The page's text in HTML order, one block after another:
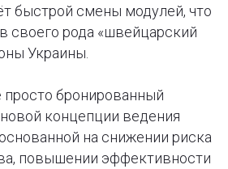
быстрой смены модулей, что
своего рода «швейцарский
Украины.
просто бронированный
новой концепции ведения
на снижении риска
повышении эффективности